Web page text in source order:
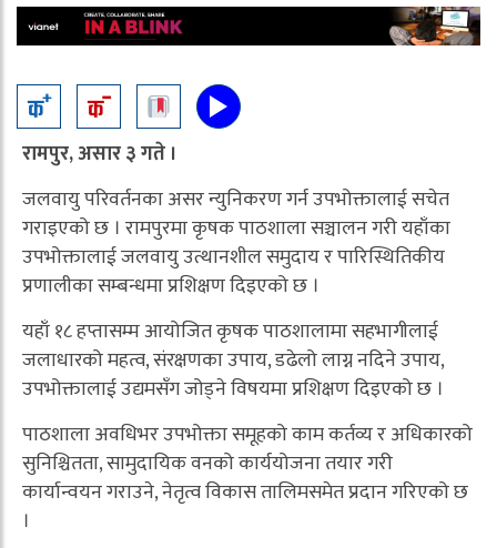
रामपुर, असार ३ गते ।
जलवायु परिवर्तनका असर न्युनिकरण गर्न उपभोक्तालाई सचेत
गराइएको छ । रामपुरमा कृषक पाठशाला सञ्चालन गरी यहाँका
उपभोक्तालाई जलवायु उत्थानशील समुदाय र पारिस्थितिकीय
प्रणालीका सम्बन्धमा प्रशिक्षण दिइएको छ ।
यहाँ १८ हप्तासम्म आयोजित कृषक पाठशालामा सहभागीलाई
जलाधारको महत्व, संरक्षणका उपाय, डढेलो लाग्न नदिने उपाय,
उपभोक्तालाई उद्यमसँग जोड्ने विषयमा प्रशिक्षण दिइएको छ ।
पाठशाला अवधिभर उपभोक्ता समूहको काम कर्तव्य र अधिकारको
सुनिश्चितता, सामुदायिक वनको कार्ययोजना तयार गरी
कार्यान्वयन गराउने, नेतृत्व विकास तालिमसमेत प्रदान गरिएको छ
।